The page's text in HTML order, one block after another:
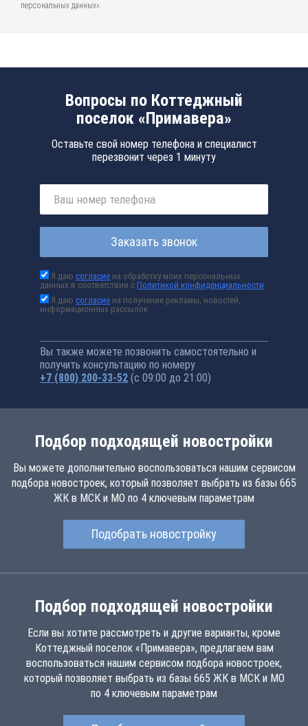
персональных данных».
Вопросы по Коттеджный
поселок «Примавера»
Оставьте свой номер телефона и специалист
перезвонит через 1 минуту
Заказать звонок
Я даюсогласие на обработку моих персональных
данных в соответствии сПолитикой конфиденциальности
Я даюсогласие на получение рекламы, новостей,
информационных рассылок
Вы также можете позвонить самостоятельно и
получить консультацию по номеру
+7 (800) 200-33-52 (с 09:00 до 21:00)
Подбор подходящей новостройки
Вы можете дополнительно воспользоваться нашим сервисом
подбора новостроек, который позволяет выбрать из базы 665
ЖК в МСК и МО по 4 ключевым параметрам
Подобрать новостройку
Подбор подходящей новостройки
Если вы хотите рассмотреть и другие варианты, кроме
Коттеджный поселок «Примавера», предлагаем вам
воспользоваться нашим сервисом подбора новостроек,
который позволяет выбрать из базы 665 ЖК в МСК и МО
по 4 ключевым параметрам